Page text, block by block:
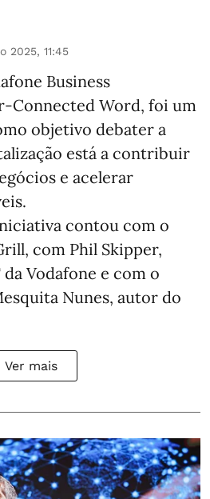
2025, 11:45
Business
Connected Word, foi um
objetivo debater a
está a contribuir
e acelerar
contou com o
com Phil Skipper,
Vodafone e com o
Nunes, autor do
Ver mais